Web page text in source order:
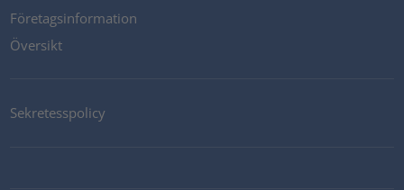
Företagsinformation
Översikt
Sekretesspolicy